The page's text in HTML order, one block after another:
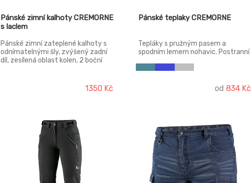
Pánské zimní kalhoty CREMORNE
s laclem
Pánské zimní zateplené kalhoty s
odnímatelnými šly, zvýšený zadní
díl, zesílená oblast kolen, 2 boční
1350 Kč
Pánské teplaky CREMORNE
Tepláky s pružným pasem a
spodním lemem nohavic. Postranní
od 834 Kč